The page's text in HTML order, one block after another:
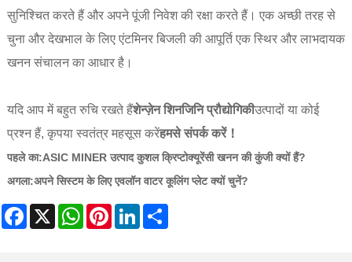
सुनिश्चित करते हैं और अपने पूंजी निवेश की रक्षा करते हैं। एक अच्छी तरह से
चुना और देखभाल के लिए एंटमिनर बिजली की आपूर्ति एक स्थिर और लाभदायक
खनन संचालन का आधार है।
यदि आप में बहुत रुचि रखते हैंशेन्ज़ेन शिनजिनि प्रौद्योगिकीउत्पादों या कोई
प्रश्न हैं, कृपया स्वतंत्र महसूस करेंहमसे संपर्क करें！
पहले का:ASIC MINER उत्पाद कुशल क्रिप्टोक्यूरेंसी खनन की कुंजी क्यों हैं?
अगला:अपने सिस्टम के लिए एवलॉन वाटर कूलिंग प्लेट क्यों चुनें?
Facebook
X WhatsAppPinterestLinkedIn